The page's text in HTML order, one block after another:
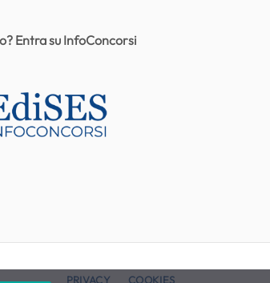
Entra su InfoConcorsi
PRIVACY COOKIES